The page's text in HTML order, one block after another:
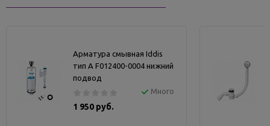
Арматура смывная Iddis
тип А F012400-0004 нижний
подвод
Много
1 950 руб.